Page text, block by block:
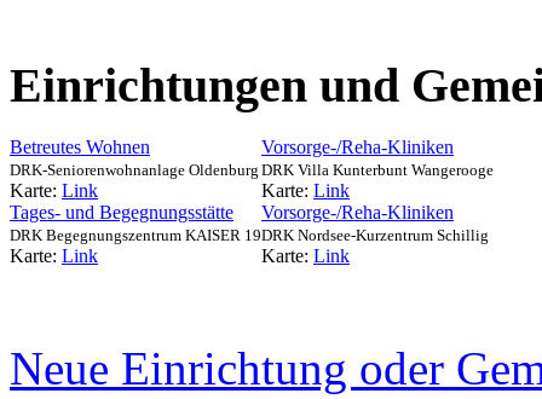
Einrichtungen und
Betreutes Wohnen
DRK-Seniorenwohnanlage Oldenburg
Karte: Link
Vorsorge-/Reha-Kliniken
DRK Villa Kunterbunt Wangerooge
Karte: Link
Tages- und Begegnungsstätte
DRK Begegnungszentrum KAISER 19
Karte: Link
Vorsorge-/Reha-Kliniken
DRK Nordsee-Kurzentrum Schillig
Karte: Link
Neue Einrichtung oder